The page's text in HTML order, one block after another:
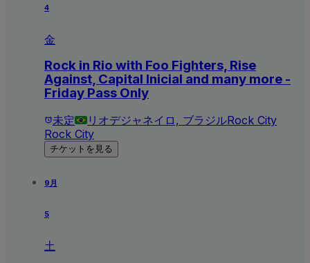
4
金
Rock in Rio with Foo Fighters, Rise
Against, Capital Inicial and many more -
Friday Pass Only
未定 リオデジャネイロ, ブラジルRock City
Rock City
チケットを見る
9月
5
土